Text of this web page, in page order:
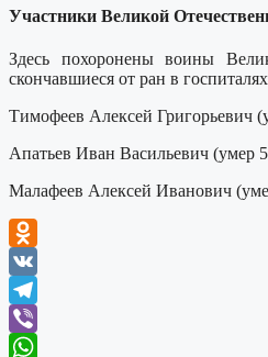
Участники Великой
Здесь похоронены воины
скончавшиеся от ран в
Тимофеев Алексей Григорьевич
Апатьев Иван Васильевич (умер 5
Малафеев Алексей Иванович
Odnoklassniki
VK
Telegram
Viber